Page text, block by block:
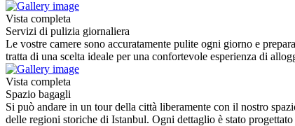
Vista completa
Servizi di pulizia giornaliera
Le vostre camere sono accuratamente pulite ogni giorno e
tratta di una scelta ideale per una confortevole esperienza di
Vista completa
Spazio bagagli
Si può andare in un tour della città liberamente con il nostro
delle regioni storiche di Istanbul. Ogni dettaglio è stato